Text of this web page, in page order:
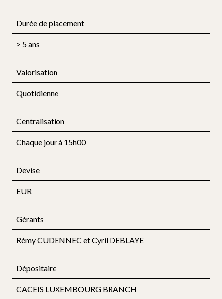
Durée de placement
> 5 ans
Valorisation
Quotidienne
Centralisation
Chaque jour à 15h00
Devise
EUR
Gérants
Rémy CUDENNEC et Cyril DEBLAYE
Dépositaire
CACEIS LUXEMBOURG BRANCH